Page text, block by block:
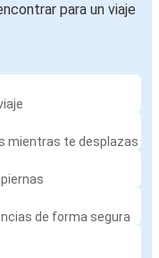
para un viaje
mientras te desplazas
de forma segura